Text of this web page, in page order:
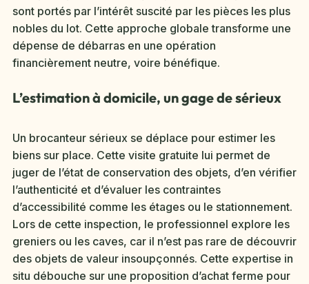
sont portés par l’intérêt suscité par les pièces les plus
nobles du lot. Cette approche globale transforme une
dépense de débarras en une opération
financièrement neutre, voire bénéfique.
L’estimation à domicile, un gage de sérieux
Un brocanteur sérieux se déplace pour estimer les
biens sur place. Cette visite gratuite lui permet de
juger de l’état de conservation des objets, d’en vérifier
l’authenticité et d’évaluer les contraintes
d’accessibilité comme les étages ou le stationnement.
Lors de cette inspection, le professionnel explore les
greniers ou les caves, car il n’est pas rare de découvrir
des objets de valeur insoupçonnés. Cette expertise in
situ débouche sur une proposition d’achat ferme pour